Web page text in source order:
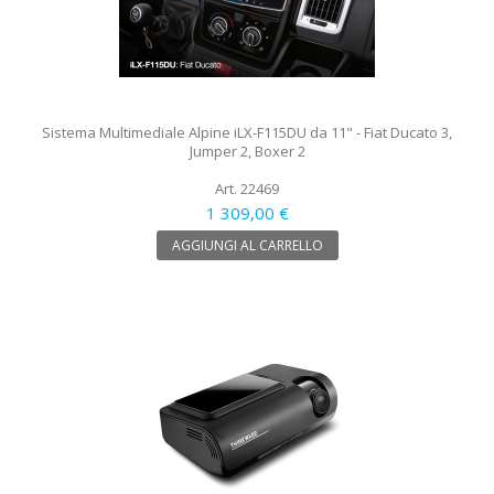
Sistema Multimediale Alpine iLX-F115DU da 11" - Fiat Ducato 3,
Jumper 2, Boxer 2
Art. 22469
1 309,00 €
AGGIUNGI AL CARRELLO